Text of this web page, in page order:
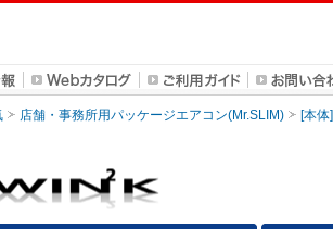
店舗・事務所用パッケージエアコン(Mr.SLIM) [本